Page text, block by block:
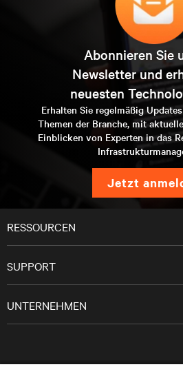
Abonnieren Sie
Newsletter und
neuesten
Erhalten Sie regelmäßig
Themen der Branche, mit
Einblicken von Experten in das
jetzt
RESSOURCEN
SUPPORT
UNTERNEHMEN